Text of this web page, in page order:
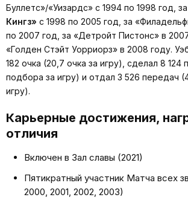
Буллетс»/«Уизардс» с 1994 по 1998 год,
Кингз» с 1998 по 2005 год, за
по 2007 год, за «Детройт Пистонс» в
«Голден Стэйт Уорриорз» в 2008 году.
182 очка (20,7 очка за игру), сделал 8 124
подбора за игру) и отдал 3 526 передач
игру).
Карьерные достижения,
отличия
Включен в Зал славы (2021)
Пятикратный участник Матча всех
2000, 2001, 2002, 2003)